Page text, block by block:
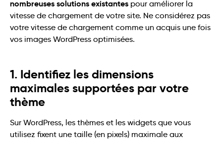
nombreuses solutionsexistantes pour améliorer la
vitesse de chargement de votre site. Ne considérez pas
votre vitesse de chargement comme un acquis une fois
vos images WordPress optimisées.
1. Identifiez les dimensions
maximales supportées par votre
thème
Sur WordPress, les thèmes et les widgets que vous
utilisez fixent une taille (en pixels) maximale aux